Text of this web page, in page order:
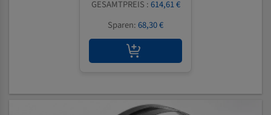
GESAMTPREIS :614,61 €
Sparen:68,30 €